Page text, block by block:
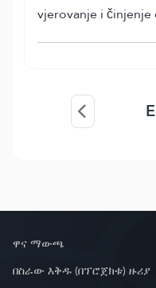
vjerovanje i
ዋና ማውጫ
በስራው እቅዱ (በፕሮጀክቱ) ዙሪያ